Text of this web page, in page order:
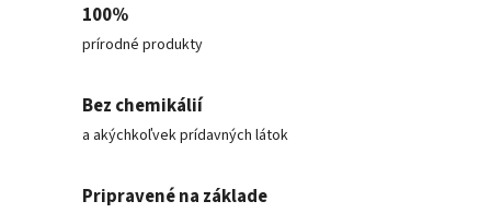
100%
prírodné produkty
Bez chemikálií
a akýchkoľvek prídavných látok
Pripravené na základe